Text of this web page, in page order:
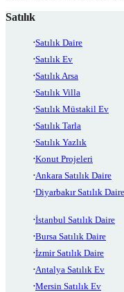
Satılık
Satılık Daire
Satılık Ev
Satılık Arsa
Satılık Villa
Satılık Müstakil Ev
Satılık Tarla
Satılık Yazlık
Konut Projeleri
Ankara Satılık Daire
Diyarbakır Satılık Daire
İstanbul Satılık Daire
Bursa Satılık Daire
İzmir Satılık Daire
Antalya Satılık Ev
Mersin Satılık Ev